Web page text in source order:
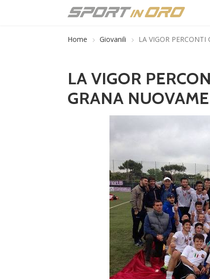
Home Giovanili LA VIGOR
LA VIGOR
GRANA